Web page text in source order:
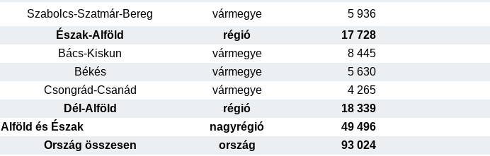
Szabolcs-Szatmár-Bereg vármegye 5 936
Észak-Alföld
régió 17 728
Bács-Kiskun
vármegye 8 445
Békés
vármegye 5 630
Csongrád-Csanád
vármegye 4 265
Dél-Alföld
régió 18 339
Alföld és Észak
nagyrégió 49 496
Ország összesen
ország 93 024